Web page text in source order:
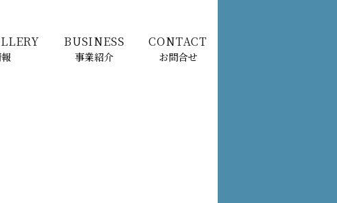
BUSINESS
事業紹介
CONTACT
お問合せ